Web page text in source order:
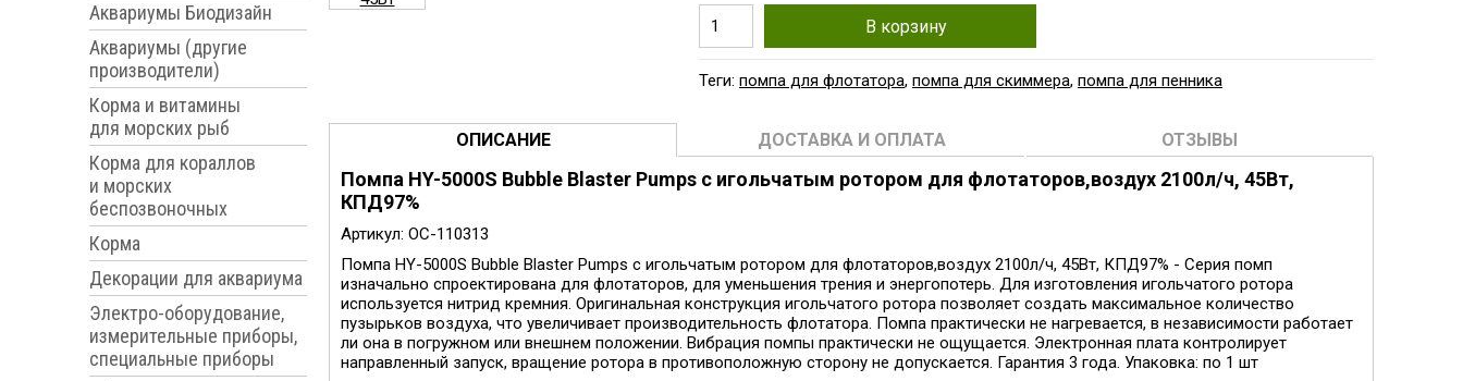
Аквариумы Биодизайн
Аквариумы (другие
производители)
Корма и витамины
для морских рыб
Корма для кораллов
и морских
беспозвоночных
Корма
Декорации для аквариума
Электро-оборудование,
измерительные приборы,
специальные приборы
В корзину
Теги: помпа для флотатора, помпа для скиммера, помпа для пенника
ОПИСАНИЕ ДОСТАВКА И ОПЛАТА ОТЗЫВЫ
Помпа HY-5000S Bubble Blaster Pumps с игольчатым ротором для флотаторов,воздух 2100л/ч, 45Вт,
КПД97%
Артикул: OC-110313
Помпа HY-5000S Bubble Blaster Pumps с игольчатым ротором для флотаторов,воздух 2100л/ч, 45Вт, КПД97% - Серия помп
изначально спроектирована для флотаторов, для уменьшения трения и энергопотерь. Для изготовления игольчатого ротора
используется нитрид кремния. Оригинальная конструкция игольчатого ротора позволяет создать максимальное количество
пузырьков воздуха, что увеличивает производительность флотатора. Помпа практически не нагревается, в независимости работает
ли она в погружном или внешнем положении. Вибрация помпы практически не ощущается. Электронная плата контролирует
направленный запуск, вращение ротора в противоположную сторону не допускается. Гарантия 3 года. Упаковка: по 1 шт